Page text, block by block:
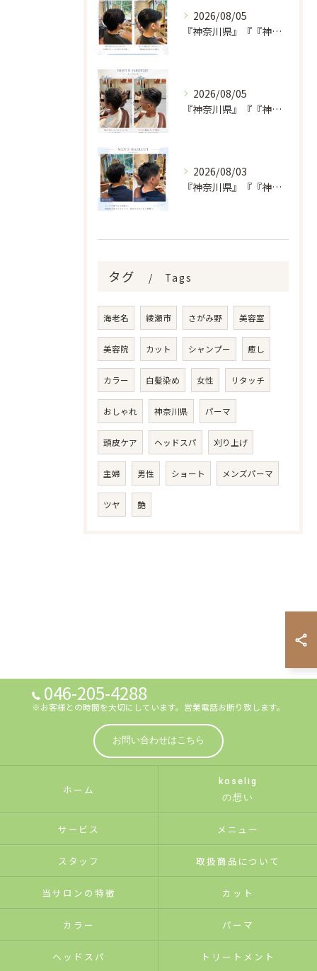
2026/08/05
『神奈川県』『『神奈川県』『綾瀬市』『海老名市』『美容室』
2026/08/05
『神奈川県』『『神奈川県』『綾瀬市』『海老名市』『美容室』
2026/08/03
『神奈川県』『『神奈川県』『綾瀬市』『海老名市』『美容室』
タグ Tags
海老名 綾瀬市 さがみ野 美容室
美容院 カット シャンプー 癒し
カラー 白髪染め 女性 リタッチ
おしゃれ 神奈川県 パーマ
頭皮ケア ヘッドスパ 刈り上げ
主婦 男性 ショート メンズパーマ
ツヤ 艶
046-205-4288
※お客様との時間を大切にしています。営業電話お断り致します。
お問い合わせはこちら
ホーム
koselig
の想い
サービス メニュー
スタッフ 取扱商品について
当サロンの特徴 カット
カラー パーマ
ヘッドスパ トリートメント